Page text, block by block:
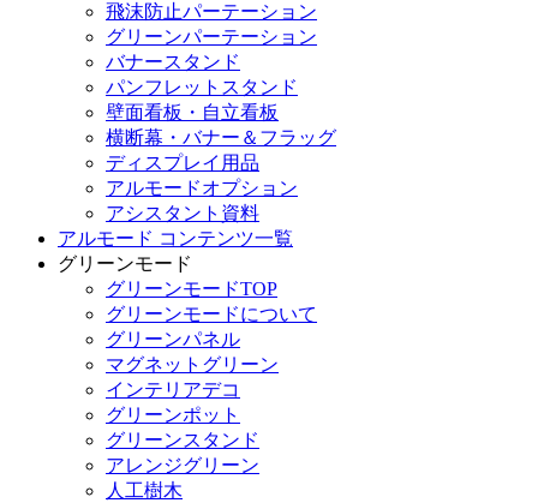
飛沫防止パーテーション
グリーンパーテーション
バナースタンド
パンフレットスタンド
壁面看板・自立看板
横断幕・バナー＆フラッグ
ディスプレイ用品
アルモードオプション
アシスタント資料
アルモード コンテンツ一覧
グリーンモード
グリーンモードTOP
グリーンモードについて
グリーンパネル
マグネットグリーン
インテリアデコ
グリーンポット
グリーンスタンド
アレンジグリーン
人工樹木